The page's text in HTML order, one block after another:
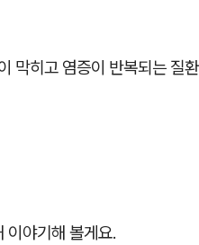
막히고 염증이 반복되는 질
이야기해 볼게요.